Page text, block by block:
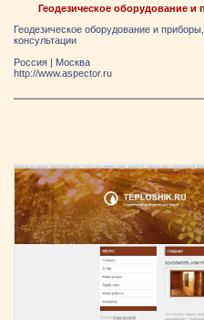
Геодезическое оборудование и
Геодезическое оборудование и
консультации
Россия | Москва
http://www.aspector.ru